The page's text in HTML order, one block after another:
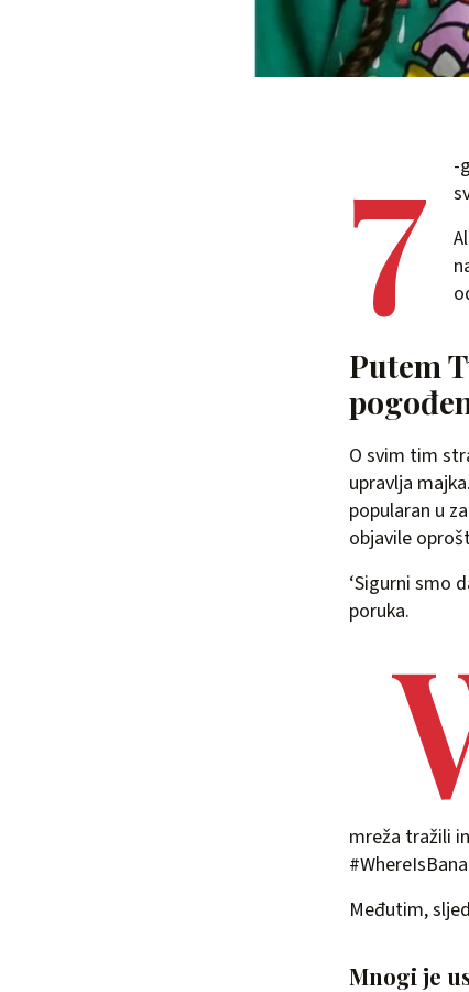
7
-
Putem
O svim tim
upravlja
popularan u
objavile
‘Sigurni smo
poruka.
mreža tražili
Međutim,
Mnogi je